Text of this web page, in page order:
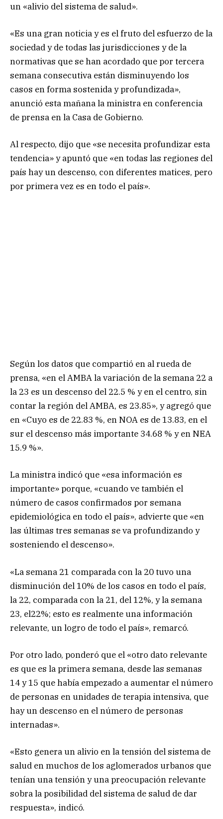
un «alivio del sistema de salud».
«Es una gran noticia y es el fruto del esfuerzo de la
sociedad y de todas las jurisdicciones y de la
normativas que se han acordado que por tercera
semana consecutiva están disminuyendo los
casos en forma sostenida y profundizada»,
anunció esta mañana la ministra en conferencia
de prensa en la Casa de Gobierno.
Al respecto, dijo que «se necesita profundizar esta
tendencia» y apuntó que «en todas las regiones del
país hay un descenso, con diferentes matices, pero
por primera vez es en todo el país».
Según los datos que compartió en al rueda de
prensa, «en el AMBA la variación de la semana 22 a
la 23 es un descenso del 22.5 % y en el centro, sin
contar la región del AMBA, es 23.85», y agregó que
en «Cuyo es de 22.83 %, en NOA es de 13.83, en el
sur el descenso más importante 34.68 % y en NEA
15.9 %».
La ministra indicó que «esa información es
importante» porque, «cuando ve también el
número de casos confirmados por semana
epidemiológica en todo el país», advierte que «en
las últimas tres semanas se va profundizando y
sosteniendo el descenso».
«La semana 21 comparada con la 20 tuvo una
disminución del 10% de los casos en todo el país,
la 22, comparada con la 21, del 12%, y la semana
23, el22%; esto es realmente una información
relevante, un logro de todo el país», remarcó.
Por otro lado, ponderó que el «otro dato relevante
es que es la primera semana, desde las semanas
14 y 15 que había empezado a aumentar el número
de personas en unidades de terapia intensiva, que
hay un descenso en el número de personas
internadas».
«Esto genera un alivio en la tensión del sistema de
salud en muchos de los aglomerados urbanos que
tenían una tensión y una preocupación relevante
sobra la posibilidad del sistema de salud de dar
respuesta», indicó.